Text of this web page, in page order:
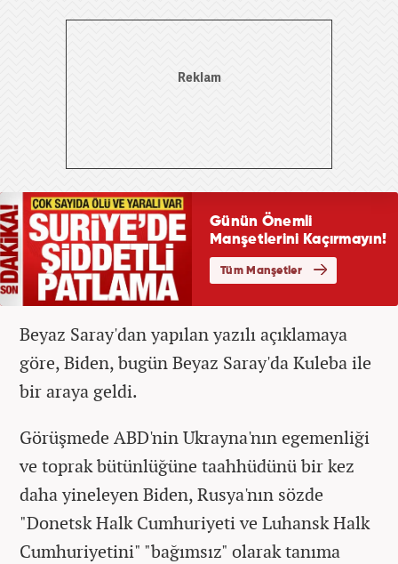
Beyaz Saray'dan yapılan yazılı açıklamaya
göre, Biden, bugün Beyaz Saray'da Kuleba ile
bir araya geldi.
Görüşmede ABD'nin Ukrayna'nın egemenliği
ve toprak bütünlüğüne taahhüdünü bir kez
daha yineleyen Biden, Rusya'nın sözde
"Donetsk Halk Cumhuriyeti ve Luhansk Halk
Cumhuriyetini" "bağımsız" olarak tanıma